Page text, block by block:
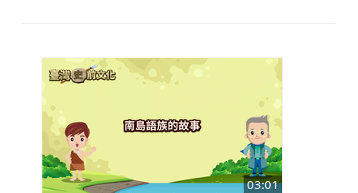
03:01